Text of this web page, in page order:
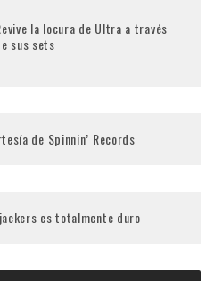
la locura de Ultra a través
sus sets
de Spinnin’ Records
es totalmente duro